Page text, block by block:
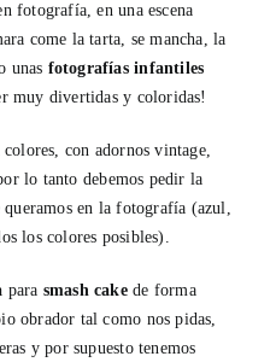
fotografía, en una escena
come la tarta, se mancha, la
unas fotografías infantiles
muy divertidas y coloridas!
con adornos vintage,
lo tanto debemos pedir la
queramos en la fotografía (azul,
los colores posibles).
para smash cakede forma
obrador tal como nos pidas,
y por supuesto tenemos